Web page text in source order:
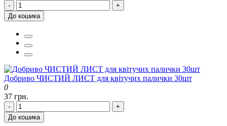
-
+
До кошика
Добриво ЧИСТИЙ ЛИСТ для квітучих палички 30шт
0
37 грн.
-
+
До кошика